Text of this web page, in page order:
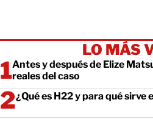
LO MÁS
Antes y después de Elize
reales del caso
¿Qué es H22 y para qué sirve